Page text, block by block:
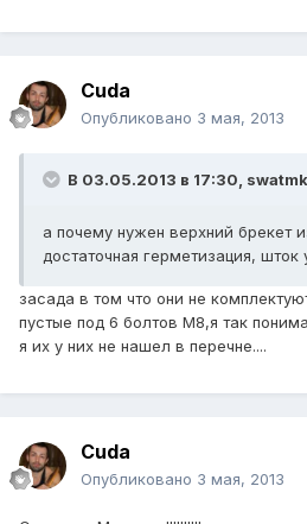
Cuda
Опубликовано 3 мая, 2013
В 03.05.2013 в 17:30,
а почему нужен верхний брекет
достаточная герметизация,
засада в том что они не
пустые под 6 болтов М8,я так
я их у них не нашел в перечне....
Cuda
Опубликовано 3 мая, 2013